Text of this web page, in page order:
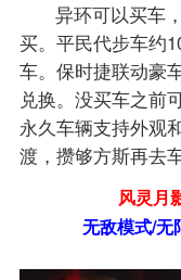
异环可以买车
买。平民代步车约
车。保时捷联动豪
兑换。没买车之前
永久车辆支持外观
渡，攒够方斯再去
风灵月
无敌模式/无